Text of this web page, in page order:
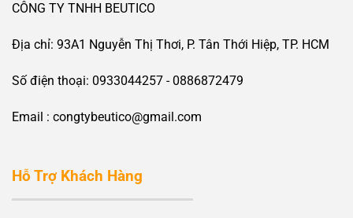
CÔNG TY TNHH BEUTICO
Địa chỉ: 93A1 Nguyễn Thị Thơi, P. Tân Thới Hiệp, TP. HCM
Số điện thoại: 0933044257 - 0886872479
Email : congtybeutico@gmail.com
Hỗ Trợ Khách Hàng